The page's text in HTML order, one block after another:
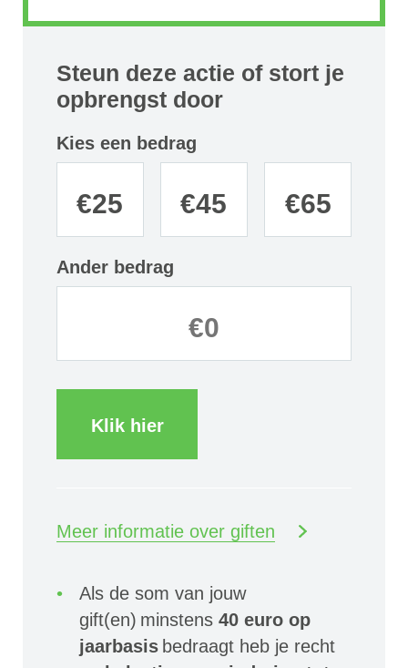
Steun deze actie of stort je
opbrengst door
Kies een bedrag
€25 €45 €65
Ander bedrag
Klik hier
Meer informatie over giften
Als de som van jouw
gift(en) minstens40 euro op
jaarbasis bedraagt heb je recht